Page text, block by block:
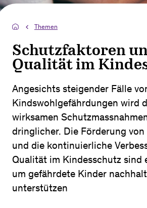
Themen
Schutzfaktoren
Qualität im
Angesichts steigender Fälle
Kindswohlgefährdungen wird
wirksamen
dringlicher. Die Förderung
und die kontinuierliche
Qualität im Kindesschutz sind
um gefährdete Kinder
unterstützen